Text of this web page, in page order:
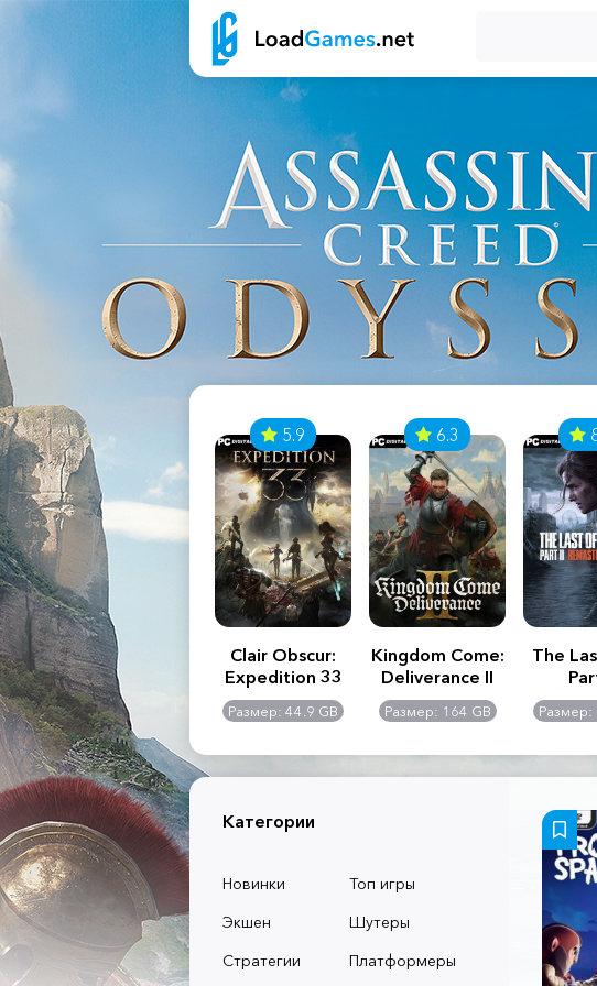
2:
-
GB
Assassin's Creed
Shadows
Размер: 117 GB
5.9
Clair Obscur:
Expedition 33
Размер: 44.9 GB
6.3
Kingdom Come:
Deliverance II
Размер: 164 GB
The
Размер:
Категории
Новинки
Топ игры
Экшен
Шутеры
Стратегии
Платформеры